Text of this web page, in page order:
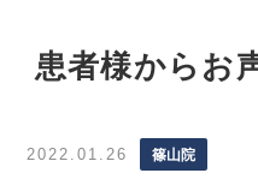
患者様からお
2022.01.26 篠山院